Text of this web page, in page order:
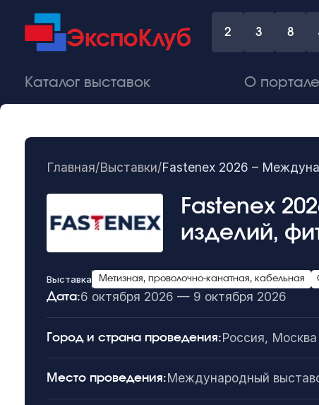
2 3 8
Каталог выставок О портале
Главная/Выставки/Fastenex 2026 –
Fastenex
изделий,
Выставка Метизная, проволочно-канатная, кабельная
Дата:6 октября 2026 — 9 октября 2026
Город и страна проведения:Россия, Москва
Место проведения:Международный